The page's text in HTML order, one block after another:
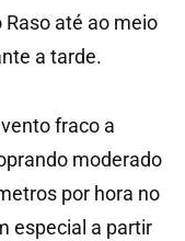
até ao meio
a tarde.
fraco a
moderado
por hora no
especial a partir